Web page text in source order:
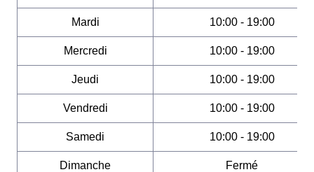
Mardi 10:00 - 19:00
Mercredi 10:00 - 19:00
Jeudi 10:00 - 19:00
Vendredi 10:00 - 19:00
Samedi 10:00 - 19:00
Dimanche Fermé